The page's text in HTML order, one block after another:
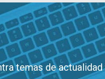
temas de